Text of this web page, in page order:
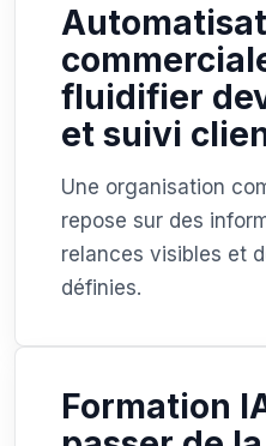
fluidifier
et suivi
Une organisation
repose sur des
relances visibles et
définies.
Formation